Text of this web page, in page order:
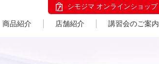
シモジマ オンラインショップ
商品紹介 店舗紹介 講習会のご案内